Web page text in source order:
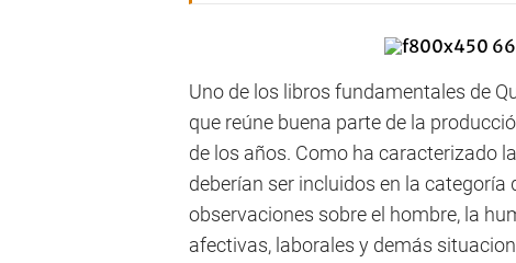
Uno de los libros fundamentales de
que reúne buena parte de la
de los años. Como ha caracterizado
deberían ser incluidos en la categoría
observaciones sobre el hombre, la
afectivas, laborales y demás